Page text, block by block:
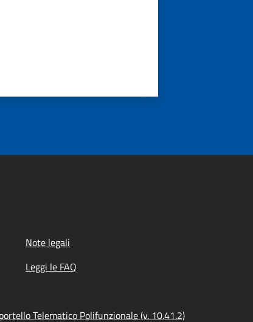
Note legali
Leggi le FAQ
Telematico Polifunzionale (v. 10.41.2)